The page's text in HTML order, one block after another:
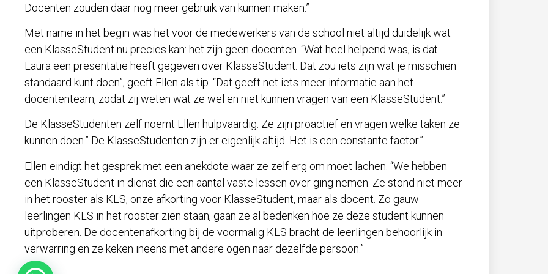
Docenten zouden daar nog meer gebruik van kunnen maken.”
Met name in het begin was het voor de medewerkers van de school niet altijd duidelijk wat
een KlasseStudent nu precies kan: het zijn geen docenten. “Wat heel helpend was, is dat
Laura een presentatie heeft gegeven over KlasseStudent. Dat zou iets zijn wat je misschien
standaard kunt doen”, geeft Ellen als tip. “Dat geeft net iets meer informatie aan het
docententeam, zodat zij weten wat ze wel en niet kunnen vragen van een KlasseStudent.”
De KlasseStudenten zelf noemt Ellen hulpvaardig. Ze zijn proactief en vragen welke taken ze
kunnen doen.” De KlasseStudenten zijn er eigenlijk altijd. Het is een constante factor.”
Ellen eindigt het gesprek met een anekdote waar ze zelf erg om moet lachen. “We hebben
een KlasseStudent in dienst die een aantal vaste lessen over ging nemen. Ze stond niet meer
in het rooster als KLS, onze afkorting voor KlasseStudent, maar als docent. Zo gauw
leerlingen KLS in het rooster zien staan, gaan ze al bedenken hoe ze deze student kunnen
uitproberen. De docentenafkorting bij de voormalig KLS bracht de leerlingen behoorlijk in
verwarring en ze keken ineens met andere ogen naar dezelfde persoon.”